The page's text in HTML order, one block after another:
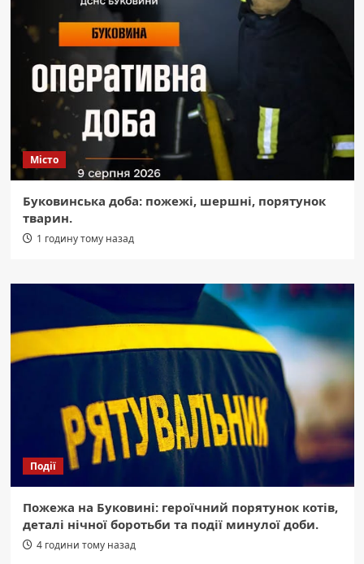
Місто
Буковинська доба: пожежі, шершні, порятунок
тварин.
1 годину тому назад
Події
Пожежа на Буковині: героїчний порятунок котів,
деталі нічної боротьби та події минулої доби.
4 години тому назад